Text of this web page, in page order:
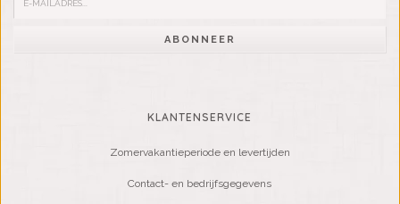
ABONNEER
KLANTENSERVICE
Zomervakantieperiode en levertijden
Contact- en bedrijfsgegevens